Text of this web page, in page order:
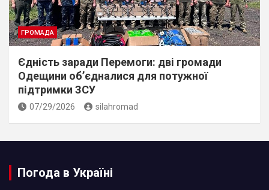
ГРОМАДА
Єдність заради Перемоги: дві громади
Одещини об’єдналися для потужної
підтримки ЗСУ
07/29/2026 silahromad
Погода в Україні